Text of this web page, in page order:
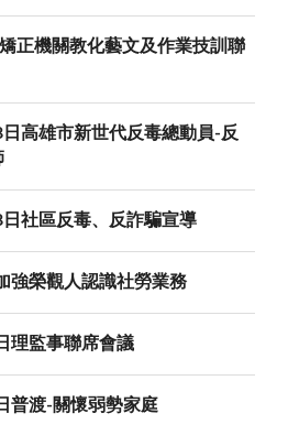
正機關教化藝文及作業技訓聯
高雄市新世代反毒總動員-反
社區反毒、反詐騙宣導
強榮觀人認識社勞業務
理監事聯席會議
普渡-關懷弱勢家庭